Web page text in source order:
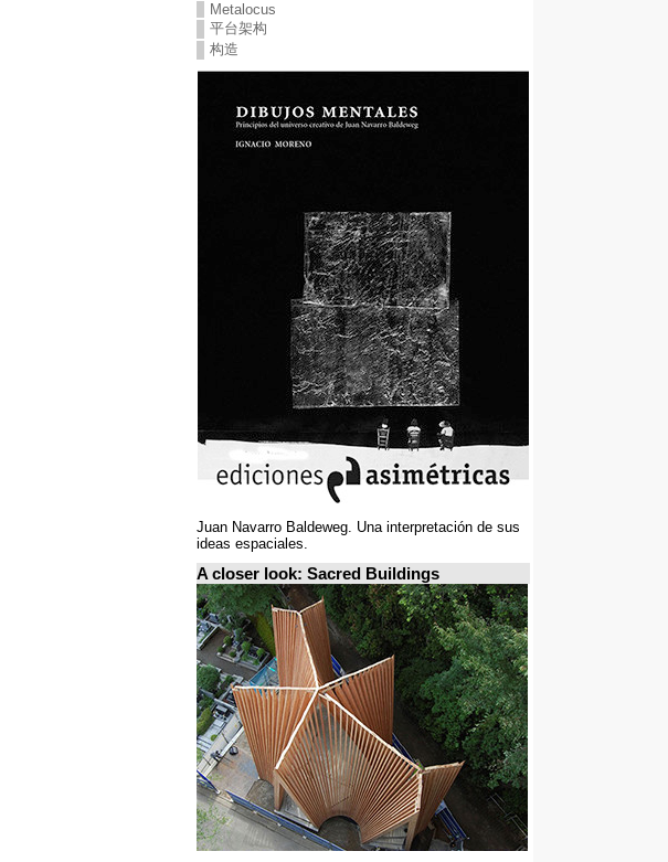
Metalocus
平台架构
构造
Juan Navarro Baldeweg. Una interpretación de sus
ideas espaciales.
A closer look: Sacred Buildings